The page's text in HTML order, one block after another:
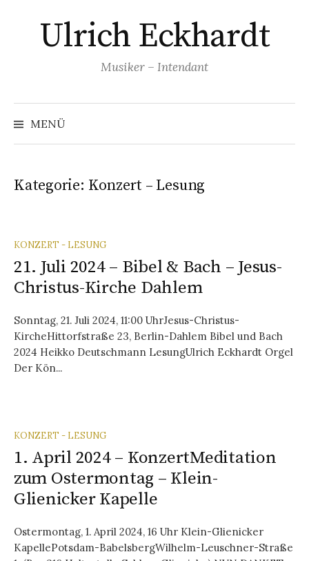
InhaltUlrich Eckhardt
Musiker – Intendant
MENÜ
Kategorie: Konzert – Lesung
KONZERT - LESUNG
21. Juli 2024 – Bibel & Bach – Jesus-
Christus-Kirche Dahlem
Sonntag, 21. Juli 2024, 11:00 UhrJesus-Christus-
KircheHittorfstraße 23, Berlin-Dahlem Bibel und Bach
2024 Heikko Deutschmann LesungUlrich Eckhardt Orgel
Der Kön...
KONZERT - LESUNG
1. April 2024 – KonzertMeditation
zum Ostermontag – Klein-
Glienicker Kapelle
Ostermontag, 1. April 2024, 16 Uhr Klein-Glienicker
KapellePotsdam-BabelsbergWilhelm-Leuschner-Straße